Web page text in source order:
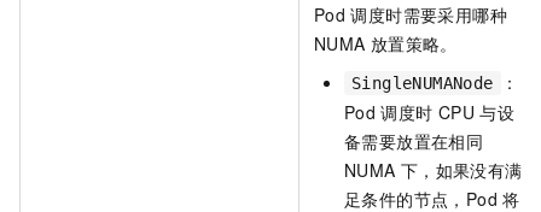
Pod 调度时需要采用哪种
NUMA 放置策略。
SingleNUMANode
：
Pod 调度时 CPU 与设
备需要放置在相同
NUMA 下，如果没有满
足条件的节点，Pod 将